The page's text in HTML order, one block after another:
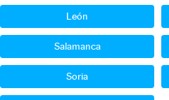
León
Salamanca
Soria